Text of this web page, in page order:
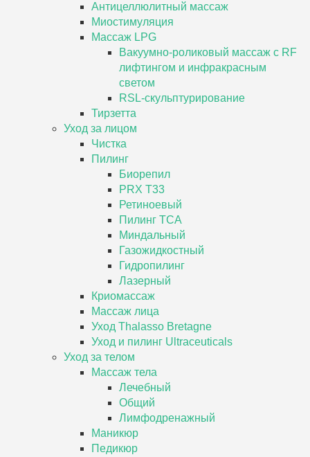
Антицеллюлитный массаж
Миостимуляция
Массаж LPG
Вакуумно-роликовый массаж с RF
лифтингом и инфракрасным
светом
RSL-скульптурирование
Тирзетта
Уход за лицом
Чистка
Пилинг
Биорепил
PRX T33
Ретиноевый
Пилинг ТСА
Миндальный
Газожидкостный
Гидропилинг
Лазерный
Криомассаж
Массаж лица
Уход Thalasso Bretagne
Уход и пилинг Ultraceuticals
Уход за телом
Массаж тела
Лечебный
Общий
Лимфодренажный
Маникюр
Педикюр